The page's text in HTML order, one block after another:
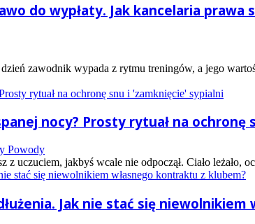
do wypłaty. Jak kancelaria
zawodnik wypada z rytmu treningów, a jego
nocy? Prosty rytuał na ochronę
Powody
z uczuciem, jakbyś wcale nie odpoczął. Ciało
Jak nie stać się